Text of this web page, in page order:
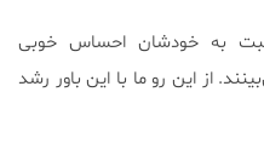
به خودشان احساس خوبی
از این رو ما با این باور رشد